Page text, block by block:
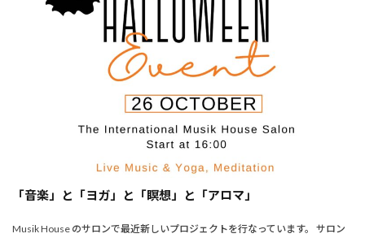
「音楽」と「ヨガ」と「瞑想」と「アロマ」
Musik House のサロンで最近新しいプロジェクトを行なっています。 サロン